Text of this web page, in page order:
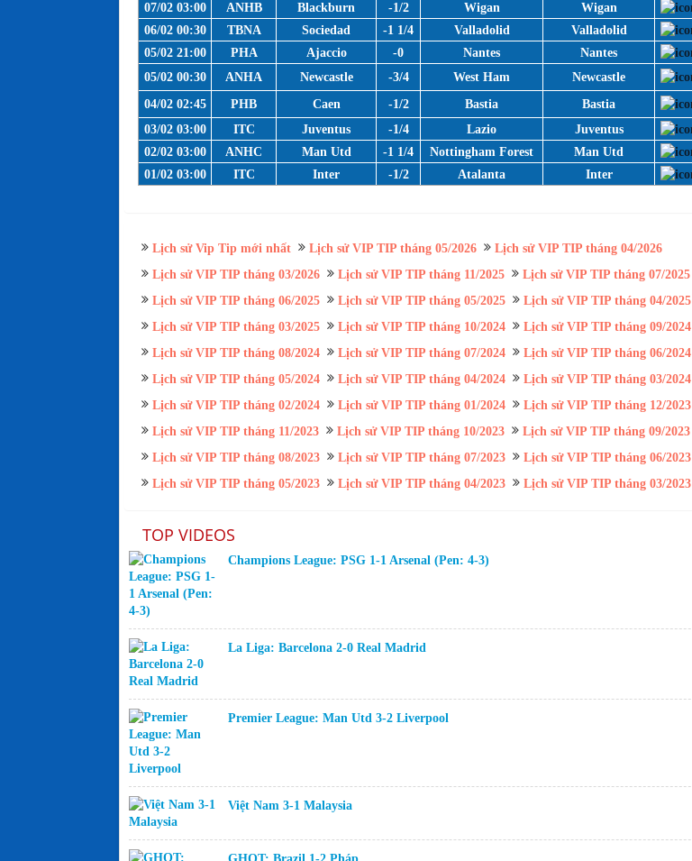
07/02 03:00
ANHB Blackburn -1/2 Wigan Wigan
06/02 00:30
TBNA Sociedad -1 1/4 Valladolid Valladolid
05/02 21:00
PHA Ajaccio -0 Nantes Nantes
05/02 00:30
ANHA Newcastle -3/4 West Ham Newcastle
04/02 02:45
PHB Caen -1/2 Bastia Bastia
03/02 03:00
ITC Juventus -1/4 Lazio Juventus
02/02 03:00
ANHC Man Utd -1 1/4 Nottingham Forest Man Utd
01/02 03:00
ITC Inter -1/2 Atalanta Inter
Lịch sử Vip Tip mới nhất Lịch sử VIP TIP tháng 05/2026
Lịch sử VIP TIP tháng 04/2026
Lịch sử VIP TIP tháng 03/2026
Lịch sử VIP TIP tháng 11/2025
Lịch sử VIP TIP tháng 07/2025
Lịch sử VIP TIP tháng 06/2025
Lịch sử VIP TIP tháng 05/2025
Lịch sử VIP TIP tháng 04/2025
Lịch sử VIP TIP tháng 03/2025
Lịch sử VIP TIP tháng 10/2024
Lịch sử VIP TIP tháng 09/2024
Lịch sử VIP TIP tháng 08/2024
Lịch sử VIP TIP tháng 07/2024
Lịch sử VIP TIP tháng 06/2024
Lịch sử VIP TIP tháng 05/2024
Lịch sử VIP TIP tháng 04/2024
Lịch sử VIP TIP tháng 03/2024
Lịch sử VIP TIP tháng 02/2024
Lịch sử VIP TIP tháng 01/2024
Lịch sử VIP TIP tháng 12/2023
Lịch sử VIP TIP tháng 11/2023
Lịch sử VIP TIP tháng 10/2023
Lịch sử VIP TIP tháng 09/2023
Lịch sử VIP TIP tháng 08/2023
Lịch sử VIP TIP tháng 07/2023
Lịch sử VIP TIP tháng 06/2023
Lịch sử VIP TIP tháng 05/2023
Lịch sử VIP TIP tháng 04/2023 Lịch sử VIP TIP tháng 03/2023
TOP VIDEOS
Champions League: PSG 1-1 Arsenal (Pen: 4-3)
La Liga: Barcelona 2-0 Real Madrid
Premier League: Man Utd 3-2 Liverpool
Việt Nam 3-1 Malaysia